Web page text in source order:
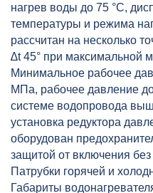
нагрев воды до 75 °С,
температуры и режима
рассчитан на несколько
∆t 45° при максимальной
Минимальное рабочее
МПа, рабочее давление
системе водопровода
установка редуктора
оборудован
защитой от включения
Патрубки горячей и
Габариты